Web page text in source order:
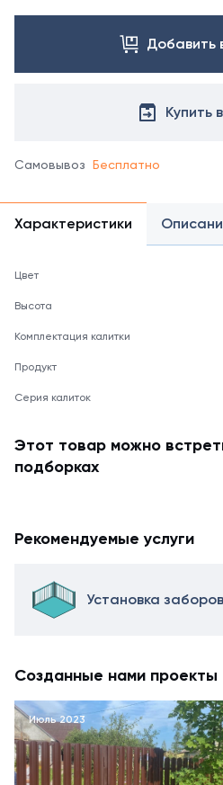
Добавить
Купить
Самовывоз Бесплатно
Характеристики
Цвет
Высота
Комплектация калитки
Продукт
Серия калиток
Этот товар можно
подборках
Рекомендуемые услуги
Установка заборов
Созданные нами проекты
Июль 2023